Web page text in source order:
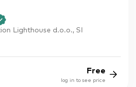
Lighthouse d.o.o., SI
Free
log in to see price